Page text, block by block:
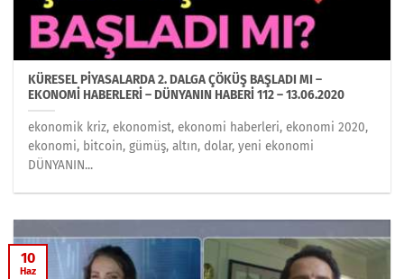
KÜRESEL PİYASALARDA 2. DALGA ÇÖKÜŞ BAŞLADI MI –
EKONOMİ HABERLERİ – DÜNYANIN HABERİ 112 – 13.06.2020
ekonomik kriz, ekonomist, ekonomi haberleri, ekonomi 2020,
ekonomi, bitcoin, gümüş, altın, dolar, yeni ekonomi
DÜNYANIN...
10
Haz